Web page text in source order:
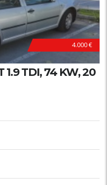
4.000 €
TDI, 74 KW, 20